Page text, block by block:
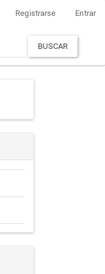
Registrarse Entrar
BUSCAR